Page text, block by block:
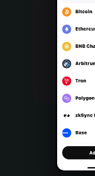
Português
Bahasa Indonesia
Português (Brasil)
Español